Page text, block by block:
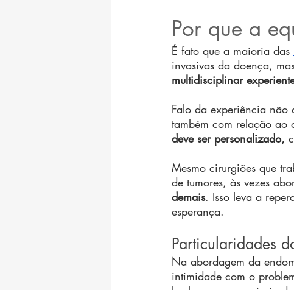
Por que a
É fato que a maioria das
invasivas da doença,
multidisciplinar
Falo da experiência não
também com relação ao
deve ser personalizado,
Mesmo cirurgiões que
de tumores, às vezes
demais. Isso leva a
esperança.
Particularidades
Na abordagem da
intimidade com o